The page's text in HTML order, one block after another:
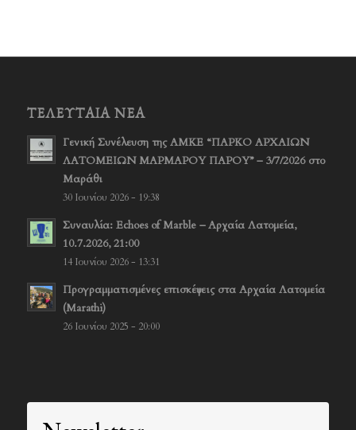
ΤΕΛΕΥΤΑΊΑ ΝΈΑ
Γενική Συνέλευση της ΑΜΚΕ “ΠΑΡΚΟ ΑΡΧΑΙΩΝ
ΛΑΤΟΜΕΙΩΝ ΜΑΡΜΑΡΟΥ ΠΑΡΟΥ” – 3/7/2026 στο
Μαράθι
30 Ιουνίου 2026 - 19:38
Συναυλία: Echoes of Marble – Αρχαία Λατομεία,
10.7.2026, 21:00
14 Ιουνίου 2026 - 13:31
Προγραμματισμένες επισκέψεις στα Αρχαία Λατομεία
(Marathi)
26 Ιουνίου 2025 - 20:00